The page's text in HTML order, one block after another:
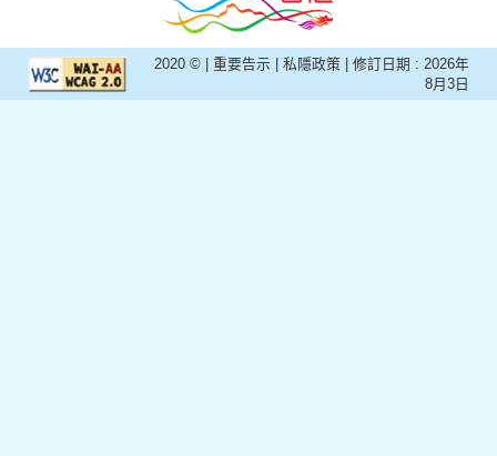
2020 © | 重要告示 | 私隱政策 | 修訂日期 : 2026年
8月3日